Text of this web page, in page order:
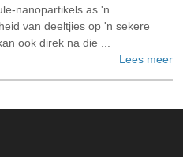
nanopartikels as 'n
van deeltjies op 'n sekere
ook direk na die ...
Lees meer